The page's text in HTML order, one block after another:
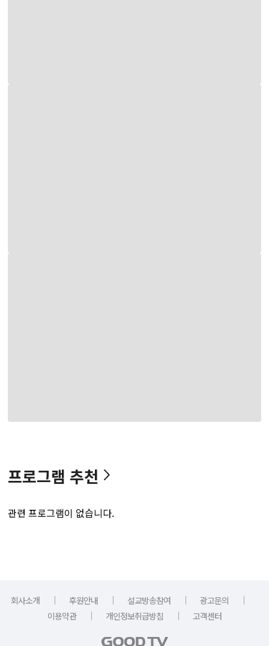
프로그램 추천
관련 프로그램이 없습니다.
회사소개 ｜ 후원안내 ｜ 설교방송참여 ｜ 광고문의
｜
이용약관
｜ 개인정보취급방침 ｜ 고객센터